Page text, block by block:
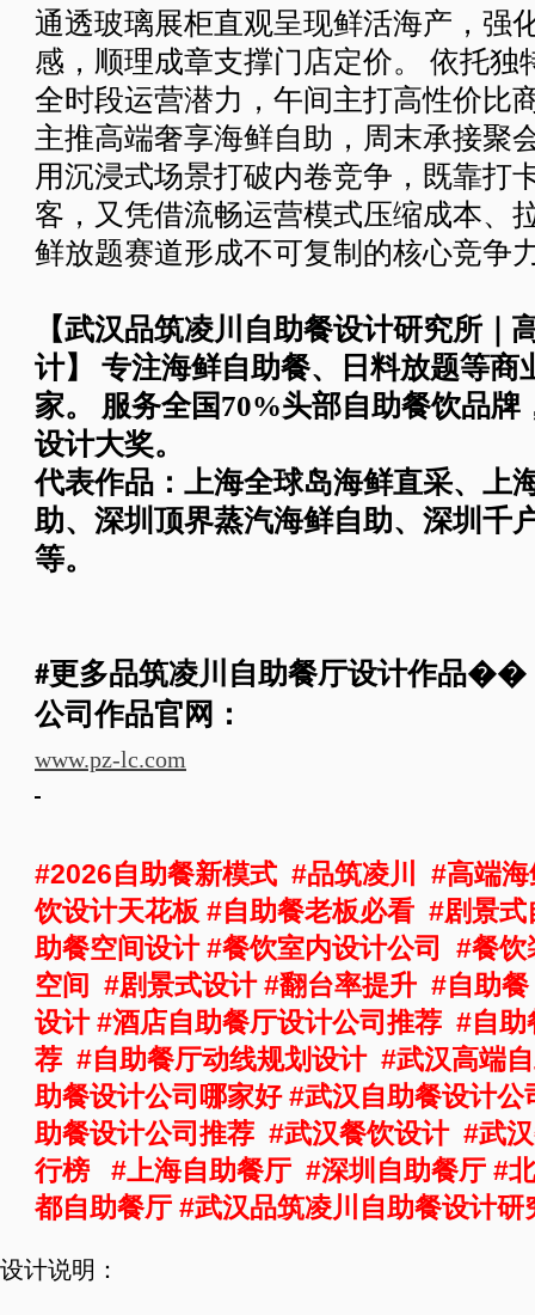
通透玻璃展柜直观呈现鲜活海产，强
感，顺理成章支撑门店定价。
依托独
全时段运营潜力，午间主打高性价比
主推高端奢享海鲜自助，周末承接聚
用沉浸式场景打破内卷竞争，既靠打
客，又凭借流畅运营模式压缩成本、
鲜放题赛道形成不可复制的核心竞争
【武汉品筑凌川自助餐设计研究所 ｜
计】
专注海鲜自助餐、日料放题等商
家。 服务全国70%头部自助餐饮品牌
设计大奖。
代表作品： 上海全球岛海鲜直采、 上
助、深圳 顶界蒸汽海鲜自助、 深圳千
等。
#更多品筑凌川自助餐厅设计作品��
公司作品官网：
www.pz-lc.com
#2026自助餐新模式 #品筑凌川 #高端
饮设计天花板 #自助餐老板必看 #剧景式
助餐空间设计#餐饮室内设计公司 #餐饮
空间 #剧景式设计#翻台率提升 #自助餐
设计#酒店自助餐厅设计公司推荐 #自
荐 #自助餐厅动线规划设计#武汉高端
助餐设计公司哪家好#武汉自助餐设计公
助餐设计公司推荐 #武汉餐饮设计#武
行榜#上海自助餐厅 #深圳自助餐厅 #
都自助餐厅 #武汉品筑凌川自助餐设计研
设计说明：